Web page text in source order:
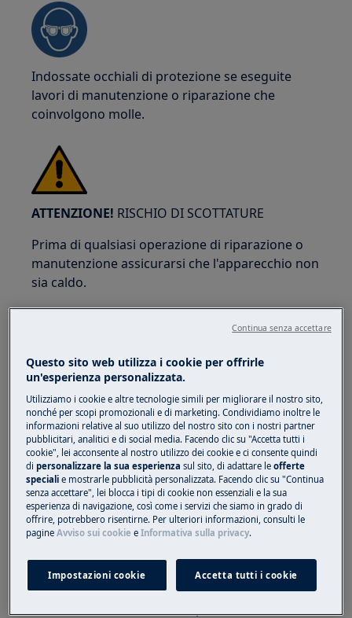
Indossate occhiali di protezione se eseguite
lavori di manutenzione o riparazione che
coinvolgono molle.
ATTENZIONE! RISCHIO DI SCOTTATURE
Prima di qualsiasi operazione di riparazione o
manutenzione assicurarsi che l'apparecchio non
sia caldo.
ATTENZIONE!
Piccole parti non adatte a bambini di età
inferiore ai 3 anni. Tenere tutte le piccole parti e
l'imballaggio fuori dalla portata dei bambini.
Solo gli adulti dovrebbero usare o installare il
prodotto.
Assicuratevi di utilizzare il prodotto solo per lo
scopo previsto e verificate che sia una parte
compatibile con il prodotto destinato.
Questo sito web utilizza i cookie per offrirle
un'esperienza personalizzata.
Utilizziamo i cookie e altre tecnologie simili per migliorare il nostro sito,
nonché per scopi promozionali e di marketing. Condividiamo inoltre le
informazioni relative al suo utilizzo del nostro sito con i nostri partner
pubblicitari, analitici e di social media. Facendo clic su "Accetta tutti i
cookie", lei acconsente al nostro utilizzo dei cookie e ci consente quindi
dipersonalizzare la sua esperienza sul sito, di adattare leofferte
speciali e mostrarle pubblicità personalizzata. Facendo clic su "Continua
senza accettare", lei blocca i tipi di cookie non essenziali e la sua
esperienza di navigazione, così come i servizi che siamo in grado di
offrire, potrebbero risentirne. Per ulteriori informazioni, consulti le
pagineAvviso sui cookie eInformativa sulla privacy.
Impostazioni cookie Accetta tutti i cookie
Continua senza accettare